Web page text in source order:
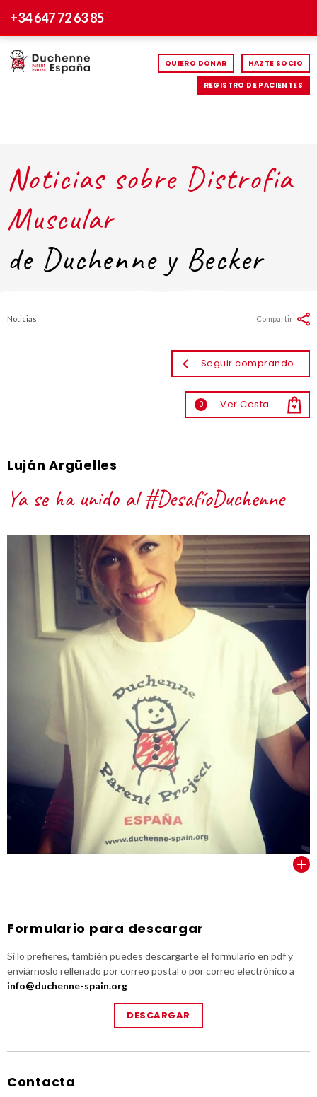
+34 647 72 63 85
QUIERO DONAR HAZTE SOCIO
REGISTRO DE PACIENTES
Noticias sobre Distrofia
Muscular
de Duchenne y Becker
Noticias
Seguir comprando
0 Ver Cesta
Compartir
Luján Argüelles
Ya se ha unido al #DesafíoDuchenne
Formulario para descargar
Si lo prefieres, también puedes descargarte el formulario en pdf y
enviárnoslo rellenado por correo postal o por correo electrónico a
info@duchenne-spain.org
DESCARGAR
Contacta